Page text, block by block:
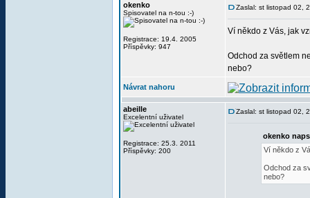
okenko
Spisovatel na n-tou :-)
Registrace: 19.4. 2005
Příspěvky: 947
Zaslal: st listopad 02,
Ví někdo z Vás, jak
Odchod za světlem
nebo?
Návrat nahoru
abeille
Excelentní uživatel
Registrace: 25.3. 2011
Příspěvky: 200
Zaslal: st listopad 02,
okenko
Ví někdo z
Odchod za
nebo?